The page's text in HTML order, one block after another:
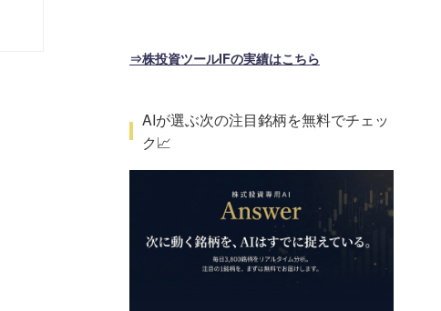
⇒株投資ツールIFの実績はこちら
AIが選ぶ次の注目銘柄を無料でチェッ
ク📈